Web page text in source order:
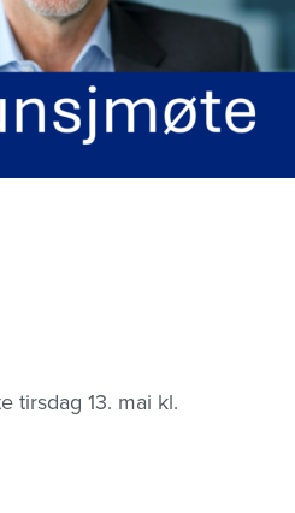
tirsdag 13. mai kl.